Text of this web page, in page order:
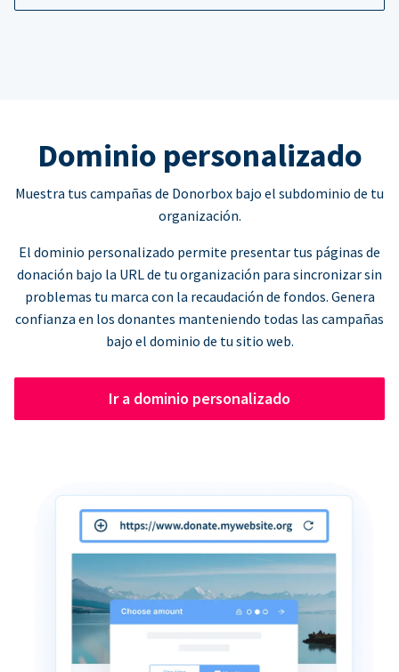
Dominio personalizado
Muestra tus campañas de Donorbox bajo el subdominio de tu
organización.
El dominio personalizado permite presentar tus páginas de
donación bajo la URL de tu organización para sincronizar sin
problemas tu marca con la recaudación de fondos. Genera
confianza en los donantes manteniendo todas las campañas
bajo el dominio de tu sitio web.
Ir a dominio personalizado